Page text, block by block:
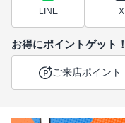
LINE X
お得にポイントゲット！
ご来店ポイント